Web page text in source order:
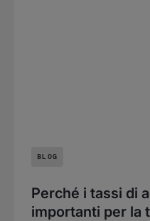
BLOG
Perché i tassi di
importanti per la